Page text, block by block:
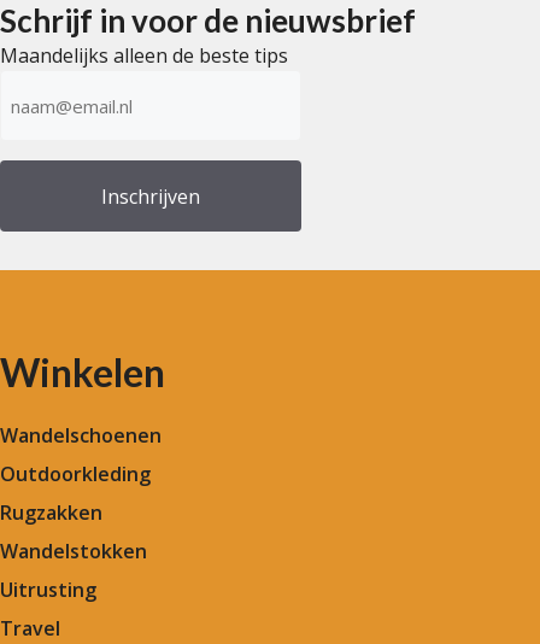
Schrijf in voor de nieuwsbrief
Maandelijks alleen de beste tips
mailadres
Winkelen
Wandelschoenen
Outdoorkleding
Rugzakken
Wandelstokken
Uitrusting
Travel